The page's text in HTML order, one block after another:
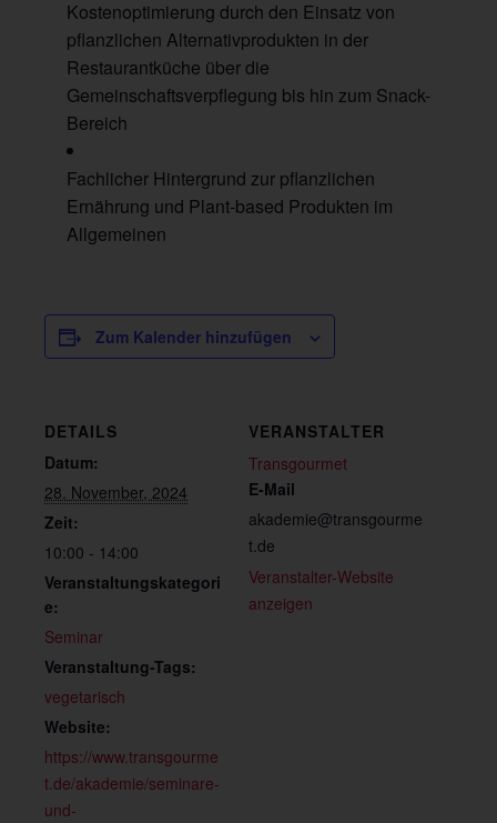
Kostenoptimierung durch den Einsatz von
pflanzlichen Alternativprodukten in der
Restaurantküche über die
Gemeinschaftsverpflegung bis hin zum Snack-
Bereich
Fachlicher Hintergrund zur pflanzlichen
Ernährung und Plant-based Produkten im
Allgemeinen
Zum Kalender hinzufügen
DETAILS
Datum:
28. November, 2024
Zeit:
10:00 - 14:00
Veranstaltungskategori
e:
Seminar
Veranstaltung-Tags:
vegetarisch
Website:
https://www.transgourme
t.de/akademie/seminare-
und-
VERANSTALTER
Transgourmet
E-Mail
akademie@transgourme
t.de
Veranstalter-Website
anzeigen